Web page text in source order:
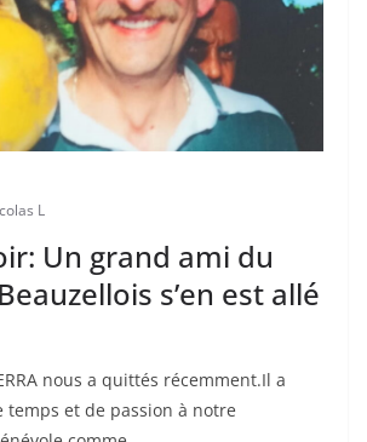
L
Un grand ami du
s’en est allé
nous a quittés récemment.Il a
temps et de passion à notre